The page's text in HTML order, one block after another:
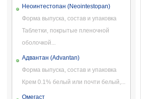
Неоинтестопан (Neointestopan)
Форма выпуска, состав и упаковка
Таблетки, покрытые пленочной
оболочкой...
Адвантан (Advantan)
Форма выпуска, состав и упаковка
Крем 0.1% белый или почти белый,...
Омегаст